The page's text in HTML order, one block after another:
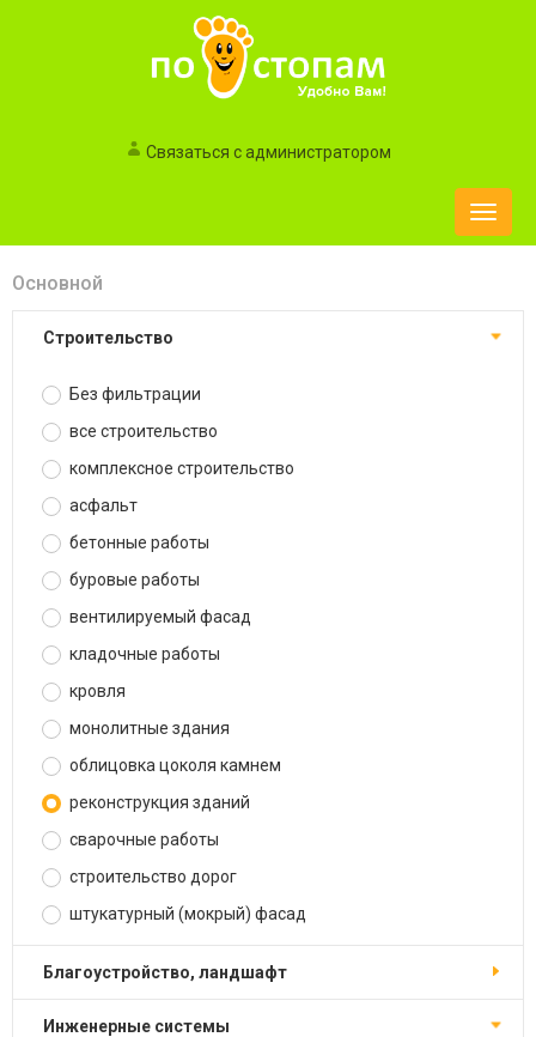
Связаться с администратором
Toggle
Основной
строительство
Без фильтрации
все строительство
комплексное строительство
асфальт
бетонные работы
буровые работы
вентилируемый фасад
кладочные работы
кровля
монолитные здания
облицовка цоколя камнем
реконструкция зданий
сварочные работы
строительство дорог
штукатурный (мокрый) фасад
благоустройство, ландшафт
инженерные системы